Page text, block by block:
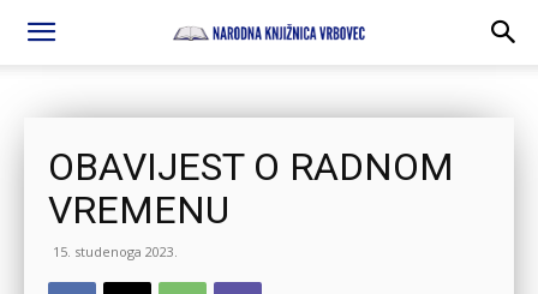
OBAVIJEST O RADNOM
VREMENU
15. studenoga 2023.